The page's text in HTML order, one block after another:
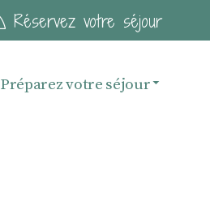
Réservez votre séjour
Préparez votre séjour